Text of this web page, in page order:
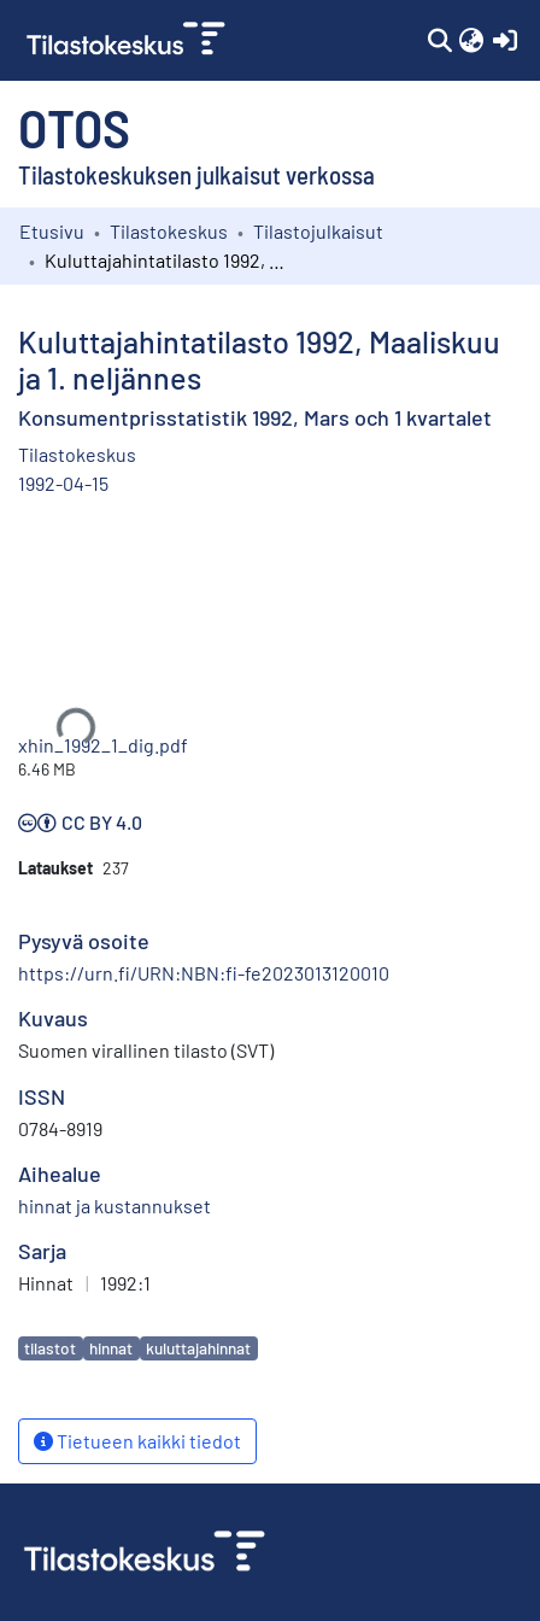
OTOS
Tilastokeskuksen julkaisut verkossa
Kokoelmat
Etusivu Tilastokeskus
Tilastojulkaisut
Kuluttajahintatilasto 1992, Maaliskuu
ja 1. neljännes
Konsumentprisstatistik 1992, Mars och 1 kvartalet
Tilastokeskus
1992-04-15
Ladataan...
xhin_1992_1_dig.pdf
6.46 MB
CC BY 4.0
Lataukset 237
Pysyvä osoite
https://urn.fi/URN:NBN:fi-fe2023013120010
Kuvaus
Suomen virallinen tilasto (SVT)
ISSN
0784-8919
Aihealue
hinnat ja kustannukset
Sarja
Hinnat | 1992:1
Avainsanat
tilastot hinnat kuluttajahinnat
Tietueen kaikki tiedot